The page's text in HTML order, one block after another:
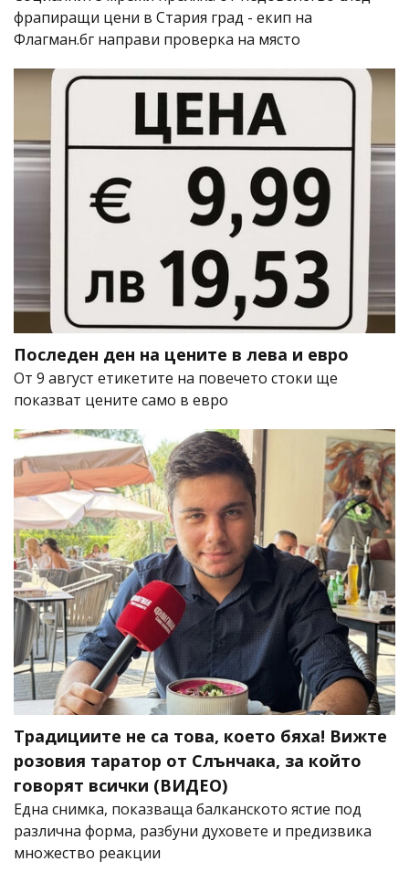
фрапиращи цени в Стария град - екип на
Флагман.бг направи проверка на място
Последен ден на цените в лева и евро
От 9 август етикетите на повечето стоки ще
показват цените само в евро
Традициите не са това, което бяха! Вижте
розовия таратор от Слънчака, за който
говорят всички (ВИДЕО)
Една снимка, показваща балканското ястие под
различна форма, разбуни духовете и предизвика
множество реакции